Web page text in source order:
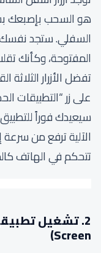
هو السحب بإصبعك
السفلي. ستجد نفسك
المفتوحة، وكأنك
تفضل الأزرار الثلاثة
على زر “التطبيقات
سيعيدك فوراً
الآلية ترفع من
تتحكم في الهاتف
Screen)